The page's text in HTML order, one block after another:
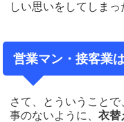
しい思いをしてしま
営業マン・接客業
さて、とういうこと
事のないように、衣替